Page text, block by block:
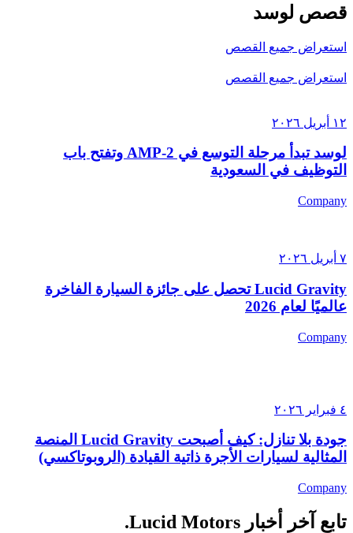
قصص لوسد
استعراض جميع القصص
استعراض جميع القصص
١٢ أبريل ٢٠٢٦
لوسد تبدأ مرحلة التوسع في AMP-2 وتفتح باب
التوظيف في السعودية
Company
٧ أبريل ٢٠٢٦
Lucid Gravity تحصل على جائزة السيارة الفاخرة
عالميًا لعام 2026
Company
٤ فبراير ٢٠٢٦
جودة بلا تنازل: كيف أصبحت Lucid Gravity المنصة
المثالية لسيارات الأجرة ذاتية القيادة (الروبوتاكسي)
Company
تابع آخر أخبار Lucid Motors.